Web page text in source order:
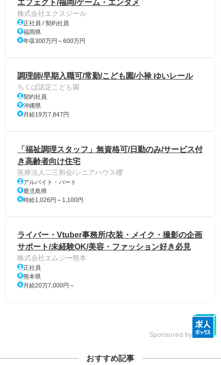
エフェクト/福岡/ゲーム・エンタメ
株式会社エクスジール
正社員 / 契約社員
福岡県
年収300万円～600万円
調理師/早期入職可/常勤/こども園/小禄 ゆいレール
ちくば認定こども園
契約社員
沖縄県
月給19万7,847円
「福祉調理スタッフ」無資格可/日勤のみ/サービス付
き高齢者向け住宅
医療法人二三和会/シニアハウス櫻
アルバイト・パート
鹿児島県
時給1,026円～1,100円
ライバー・Vtuber事務所/衣装・メイク・撮影の企画
サポート/未経験OK/美容・ファッション好き必見
株式会社エムジー熊本
正社員
熊本県
月給20万7,000円～
Sponsored by
おすすめ記事